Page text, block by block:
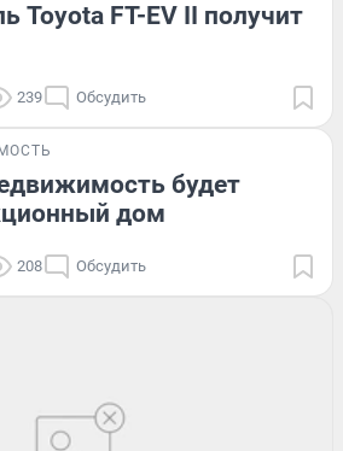
Toyota FT-EV II получит
239 Обсудить
будет
дом
208 Обсудить